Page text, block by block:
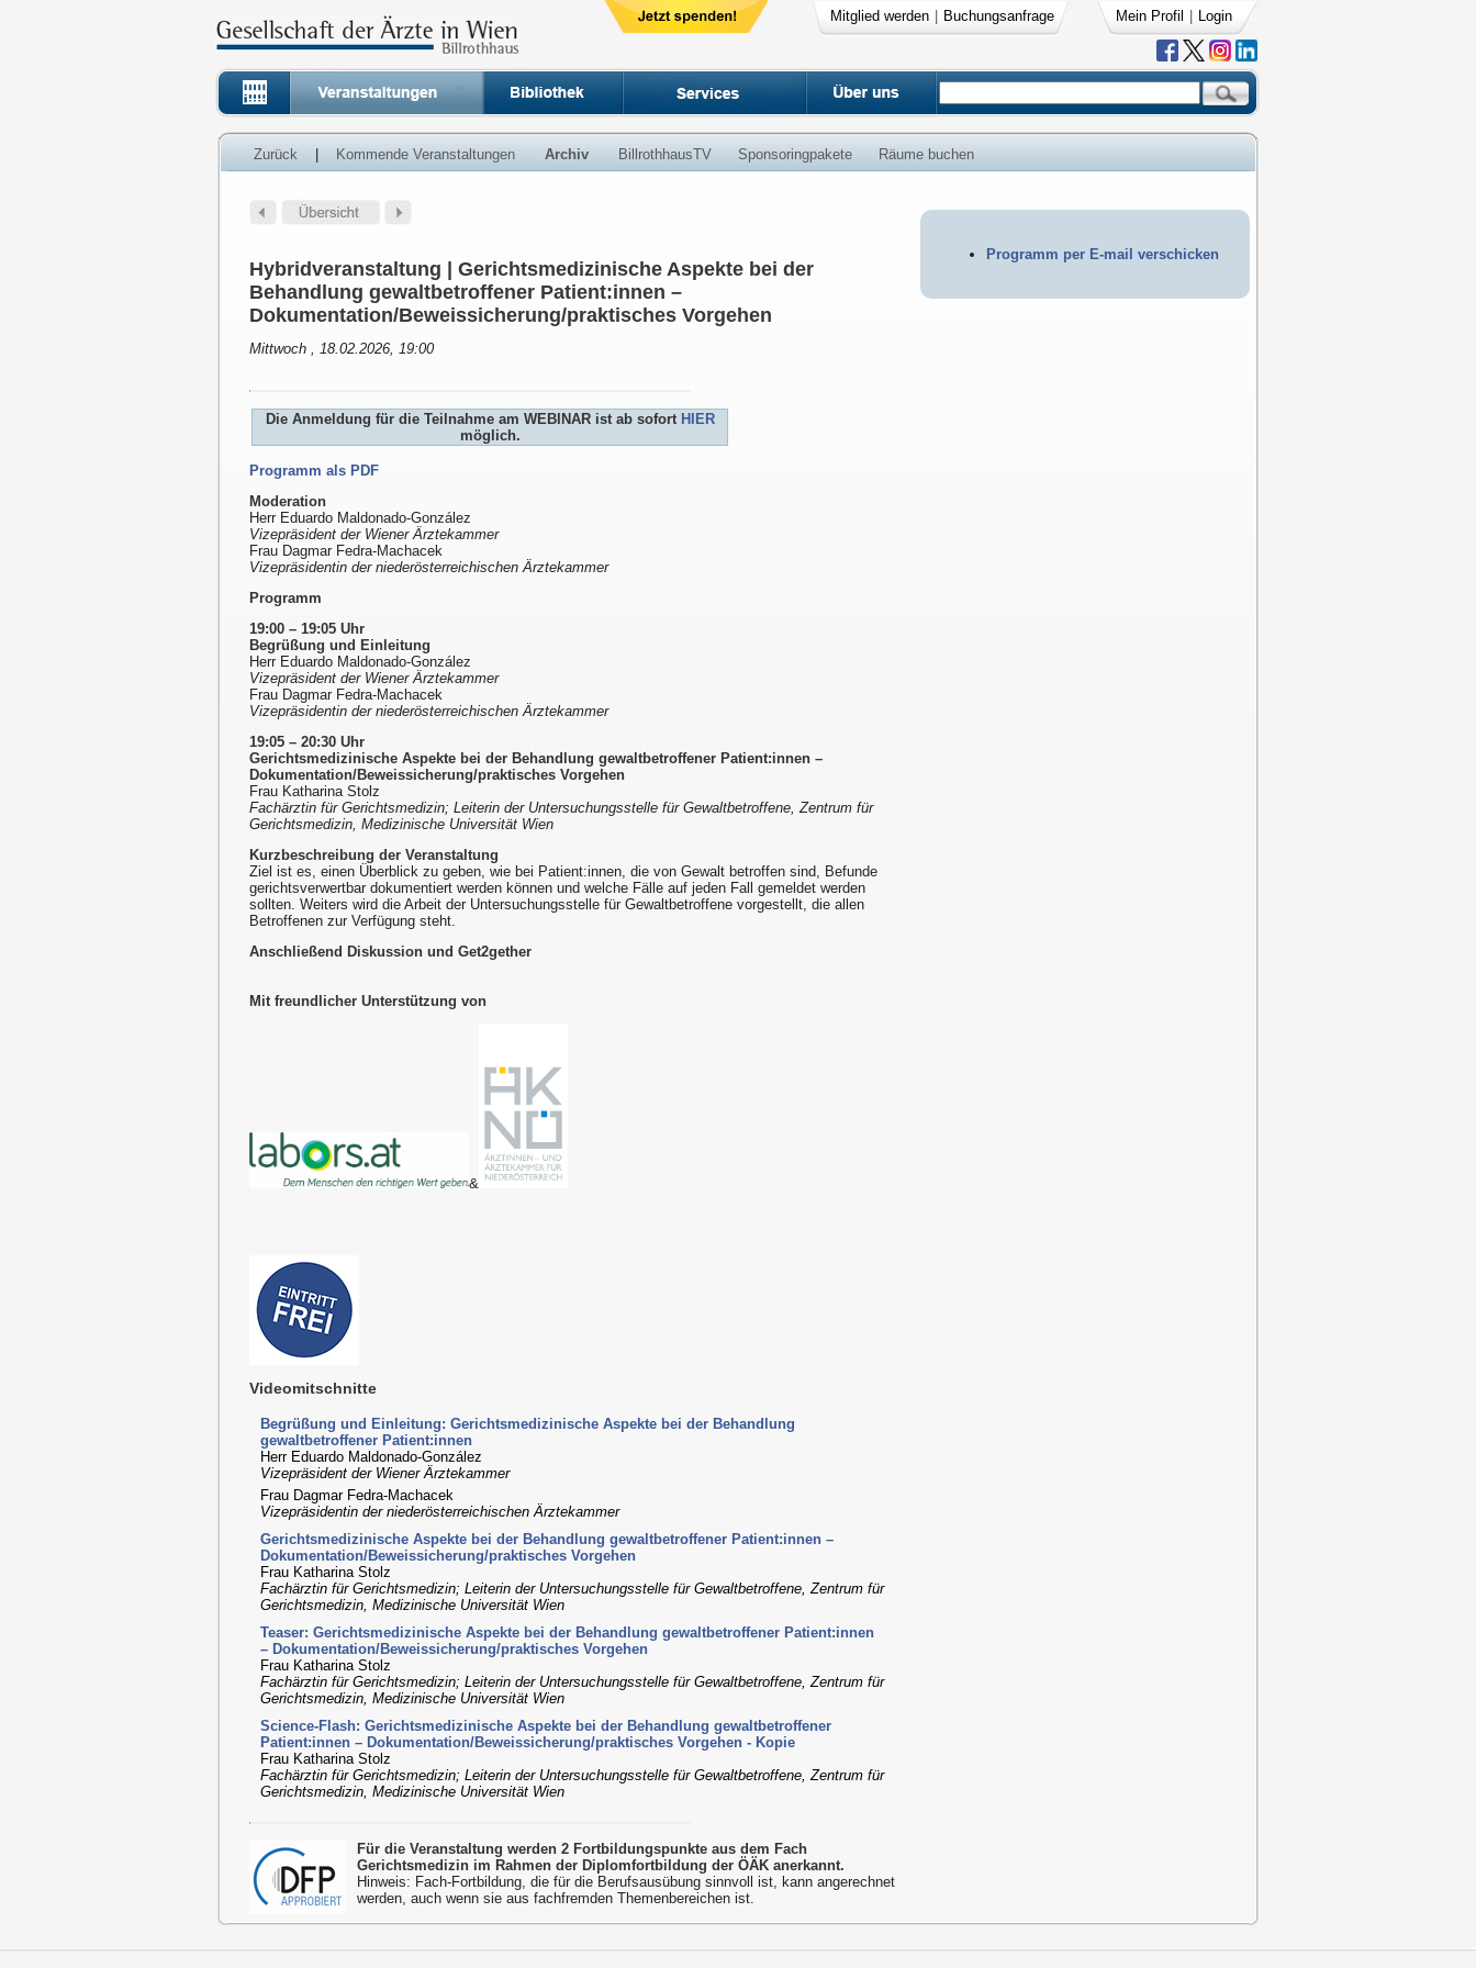
Mitglied werden Buchungsanfrage Mein Profil Login
Zurück Kommende Veranstaltungen Archiv BillrothhausTV Sponsoringpakete Räume buchen
Programm per E-mail verschicken
Hybridveranstaltung | Gerichtsmedizinische Aspekte bei der
Behandlung gewaltbetroffener Patient:innen –
Dokumentation/Beweissicherung/praktisches Vorgehen
Mittwoch , 18.02.2026, 19:00
Die Anmeldung für die Teilnahme am WEBINAR ist ab sofort HIER
möglich.
Programm als PDF
Moderation
Herr Eduardo Maldonado-González
Vizepräsident der Wiener Ärztekammer
Frau Dagmar Fedra-Machacek
Vizepräsidentin der niederösterreichischen Ärztekammer
Programm
19:00 – 19:05 Uhr
Begrüßung und Einleitung
Herr Eduardo Maldonado-González
Vizepräsident der Wiener Ärztekammer
Frau Dagmar Fedra-Machacek
Vizepräsidentin der niederösterreichischen Ärztekammer
19:05 – 20:30 Uhr
Gerichtsmedizinische Aspekte bei der Behandlung gewaltbetroffener Patient:innen –
Dokumentation/Beweissicherung/praktisches Vorgehen
Frau Katharina Stolz
Fachärztin für Gerichtsmedizin; Leiterin der Untersuchungsstelle für Gewaltbetroffene, Zentrum für
Gerichtsmedizin, Medizinische Universität Wien
Kurzbeschreibung der Veranstaltung
Ziel ist es, einen Überblick zu geben, wie bei Patient:innen, die von Gewalt betroffen sind, Befunde
gerichtsverwertbar dokumentiert werden können und welche Fälle auf jeden Fall gemeldet werden
sollten. Weiters wird die Arbeit der Untersuchungsstelle für Gewaltbetroffene vorgestellt, die allen
Betroffenen zur Verfügung steht.
Anschließend Diskussion und Get2gether
Mit freundlicher Unterstützung von
&
Videomitschnitte
Begrüßung und Einleitung: Gerichtsmedizinische Aspekte bei der Behandlung
gewaltbetroffener Patient:innen
Herr Eduardo Maldonado-González
Vizepräsident der Wiener Ärztekammer
Frau Dagmar Fedra-Machacek
Vizepräsidentin der niederösterreichischen Ärztekammer
Gerichtsmedizinische Aspekte bei der Behandlung gewaltbetroffener Patient:innen –
Dokumentation/Beweissicherung/praktisches Vorgehen
Frau Katharina Stolz
Fachärztin für Gerichtsmedizin; Leiterin der Untersuchungsstelle für Gewaltbetroffene, Zentrum für
Gerichtsmedizin, Medizinische Universität Wien
Teaser: Gerichtsmedizinische Aspekte bei der Behandlung gewaltbetroffener Patient:innen
– Dokumentation/Beweissicherung/praktisches Vorgehen
Frau Katharina Stolz
Fachärztin für Gerichtsmedizin; Leiterin der Untersuchungsstelle für Gewaltbetroffene, Zentrum für
Gerichtsmedizin, Medizinische Universität Wien
Science-Flash: Gerichtsmedizinische Aspekte bei der Behandlung gewaltbetroffener
Patient:innen – Dokumentation/Beweissicherung/praktisches Vorgehen - Kopie
Frau Katharina Stolz
Fachärztin für Gerichtsmedizin; Leiterin der Untersuchungsstelle für Gewaltbetroffene, Zentrum für
Gerichtsmedizin, Medizinische Universität Wien
Für die Veranstaltung werden 2 Fortbildungspunkte aus dem Fach
Gerichtsmedizin im Rahmen der Diplomfortbildung der ÖÄK anerkannt.
Hinweis: Fach-Fortbildung, die für die Berufsausübung sinnvoll ist, kann angerechnet
werden, auch wenn sie aus fachfremden Themenbereichen ist.